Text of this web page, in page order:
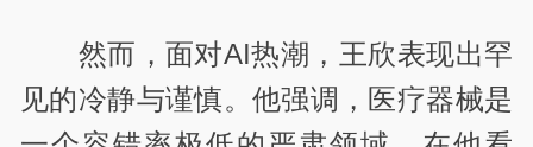
然而，面对AI热潮，王欣表现出罕
见的冷静与谨慎。他强调，医疗器械是